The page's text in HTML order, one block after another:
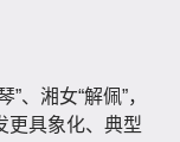
”、湘女“解佩”，
更具象化、典型